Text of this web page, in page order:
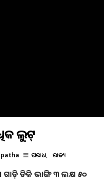
ଲୁଟ୍
ଅପରାଧ ରାଜ୍ୟ
ଗାଡ଼ି ଡିକି ଭାଙ୍ଗି ୩ ଲକ୍ଷ ୫୦